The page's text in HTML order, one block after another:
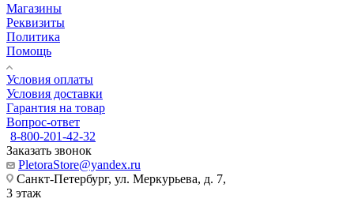
Магазины
Реквизиты
Политика
Помощь
Условия оплаты
Условия доставки
Гарантия на товар
Вопрос-ответ
8-800-201-42-32
Заказать звонок
PletoraStore@yandex.ru
Санкт-Петербург, ул. Меркурьева, д. 7,
3 этаж